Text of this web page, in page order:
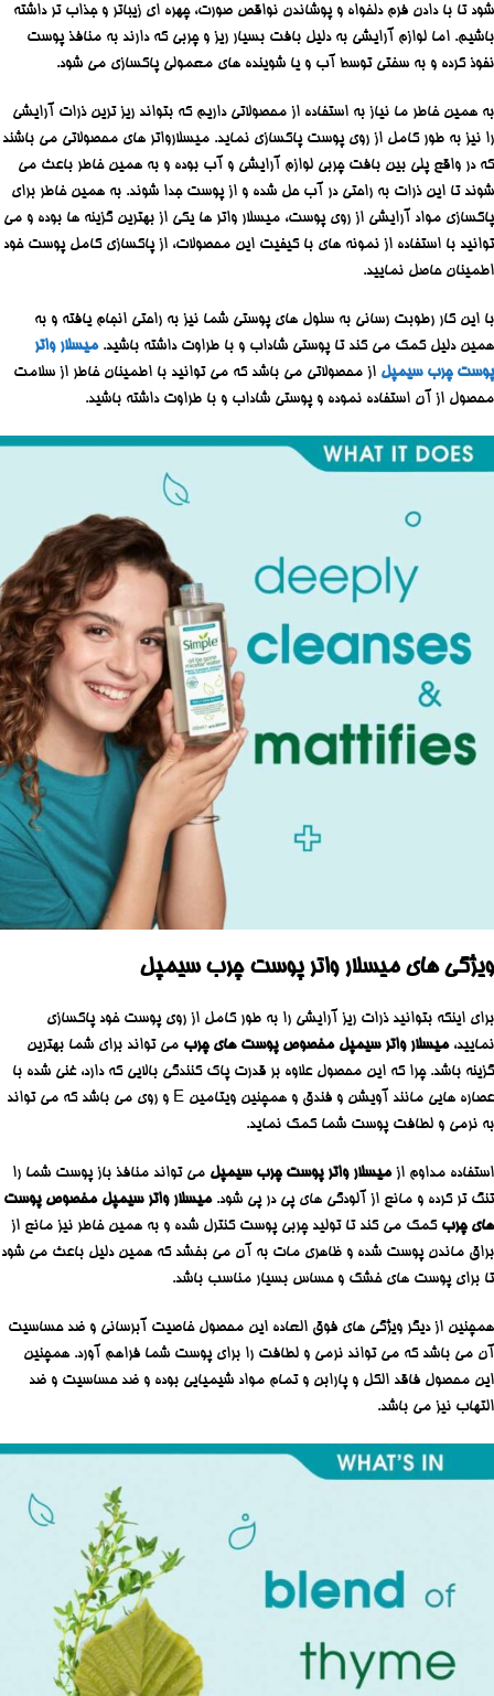
شود تا با دادن فرم دلخواه و پوشاندن نواقص صورت، چهره ای زیباتر و جذاب تر داشته
باشیم. اما لوازم آرایشی به دلیل بافت بسیار ریز و چربی که دارند به منافذ پوست
نفوذ کرده و به سختی توسط آب و یا شوینده های معمولی پاکسازی می شود.
به همین خاطر ما نیاز به استفاده از محصولاتی داریم که بتواند ریز ترین ذرات آرایشی
را نیز به طور کامل از روی پوست پاکسازی نماید. میسلارواتر های محصولاتی می باشند
که در واقع پلی بین بافت چربی لوازم آرایشی و آب بوده و به همین خاطر باعث می
شوند تا این ذرات به راحتی در آب حل شده و از پوست جدا شوند. به همین خاطر برای
پاکسازی مواد آرایشی از روی پوست، میسلار واتر ها یکی از بهترین گزینه ها بوده و می
توانید با استفاده از نمونه های با کیفیت این محصولات، از پاکسازی کامل پوست خود
اطمینان حاصل نمایید.
با این کار رطوبت رسانی به سلول های پوستی شما نیز به راحتی انجام یافته و به
همین دلیل کمک می کند تا پوستی شاداب و با طراوت داشته باشید. میسلار واتر
پوست چرب سیمپل از محصولاتی می باشد که می توانید با اطمینان خاطر از سلامت
محصول از آن استفاده نموده و پوستی شاداب و با طراوت داشته باشید.
ویژگی هایمیسلار واتر پوست چرب سیمپل
برای اینکه بتوانید ذرات ریز آرایشی را به طور کامل از روی پوست خود پاکسازی
نمایید،میسلار واتر سیمپل مخصوص پوست های چرب می تواند برای شما بهترین
گزینه باشد. چرا که این محصول علاوه بر قدرت پاک کنندگی بالایی که دارد، غنی شده با
عصاره هایی مانند آویشن و فندق و همچنین ویتامین E و روی می باشد که می تواند
به نرمی و لطافت پوست شما کمک نماید.
استفاده مداوم از میسلار واتر پوست چرب سیمپل می تواند منافذ باز پوست شما را
تنگ تر کرده و مانع از آلودگی های پی در پی شود.میسلار واتر سیمپل مخصوص پوست
های چرب کمک می کند تا تولید چربی پوست کنترل شده و به همین خاطر نیز مانع از
براق ماندن پوست شده و ظاهری مات به آن می بخشد که همین دلیل باعث می شود
تا برای پوست های خشک و حساس بسیار مناسب باشد.
همچنین از دیگر ویژگی های فوق العاده این محصول خاصیت آبرسانی و ضد حساسیت
آن می باشد که می تواند نرمی و لطافت را برای پوست شما فراهم آورد. همچنین
این محصول فاقد الکل و پارابن و تمام مواد شیمیایی بوده و ضد حساسیت و ضد
التهاب نیز می باشد.